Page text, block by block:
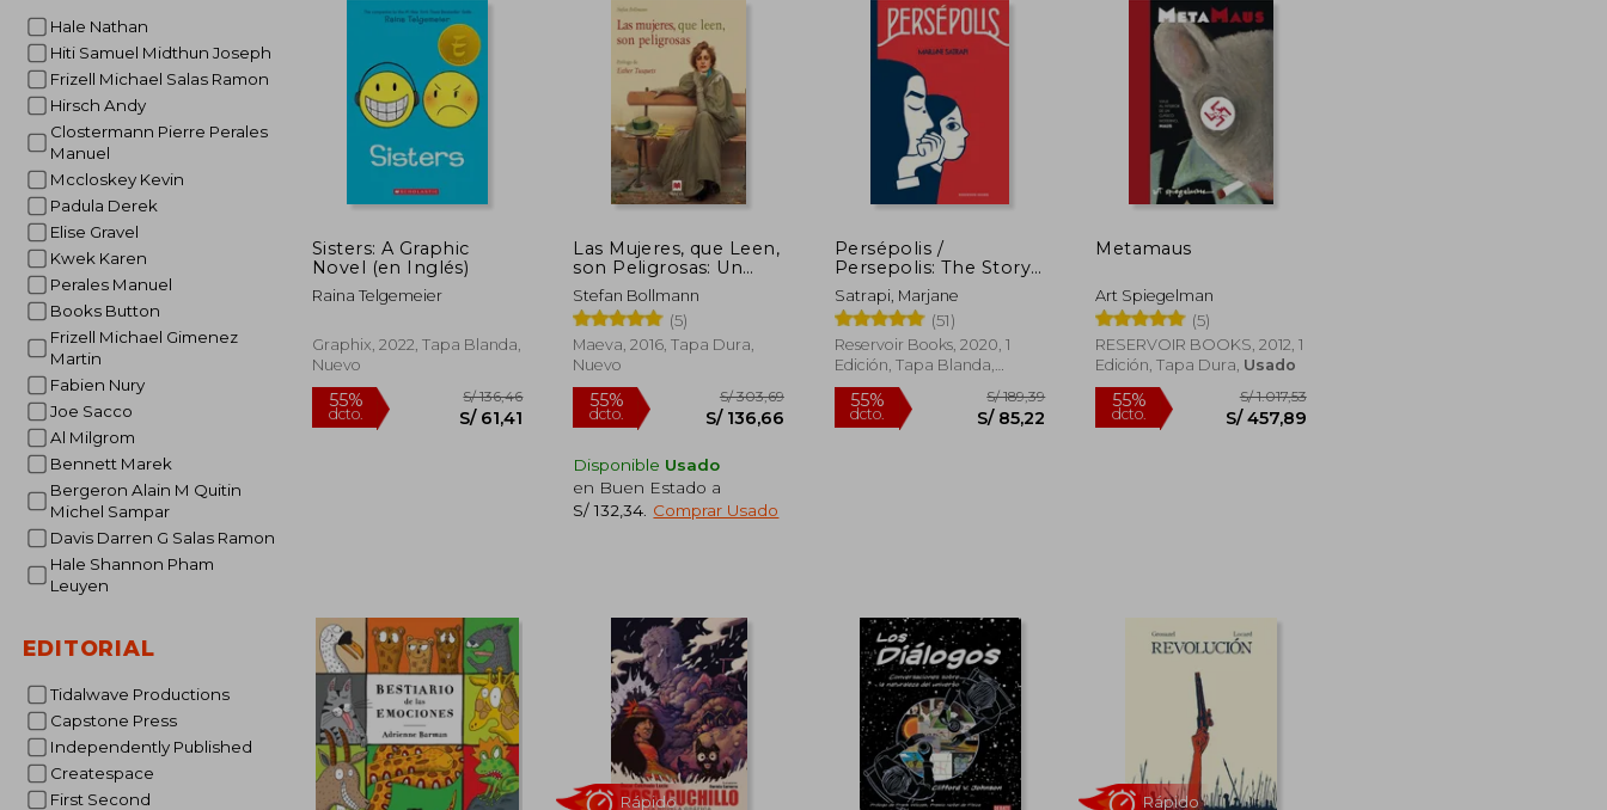
Hale Nathan
Hiti Samuel Midthun Joseph
Frizell Michael Salas Ramon
Hirsch Andy
Clostermann Pierre Perales
Manuel
Mccloskey Kevin
Padula Derek
Elise Gravel
Kwek Karen
Perales Manuel
Books Button
Frizell Michael Gimenez
Martin
Fabien Nury
Joe Sacco
Al Milgrom
Bennett Marek
Bergeron Alain M Quitin
Michel Sampar
Davis Darren G Salas Ramon
Hale Shannon Pham
Leuyen
EDITORIAL
Tidalwave Productions
Capstone Press
Independently Published
Createspace
First Second
dcto.
55%
dcto.
10%
dcto.
S/ 109,00
S/ 98,10
50%
Sisters: A Graphic
Novel (en Inglés)
Raina Telgemeier
Graphix, 2022, Tapa Blanda,
Nuevo
55%
dcto.
S/ 136,46
S/ 61,41
Las Mujeres, que Leen,
son Peligrosas: Un
Canto a la Libertad
que Otorgan los
Libros y un
Emocionado
Homenaje a las
Libro Ilustrado. Color.
(Libros Para los que
Stefan Bollmann
(5)
Maeva, 2016, Tapa Dura,
Nuevo
55%
dcto.
S/ 303,69
S/ 136,66
Disponible Usado
en Buen Estado a
S/ 132,34 Comprar Usado
Persépolis /
Persepolis: The Story
of a Childhood
Satrapi, Marjane
(51)
Reservoir Books, 2020, 1
Edición, Tapa Blanda,
Nuevo
55%
dcto. S/ 85,22
Metamaus
Art Spiegelman
(5)
RESERVOIR BOOKS, 2012, 1
Edición, Tapa Dura, Usado
55%
dcto.